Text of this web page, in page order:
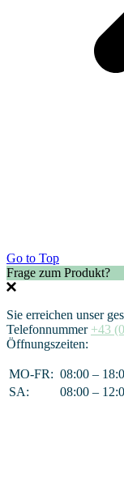
Go to Top
Frage zum Produkt?
Sie erreichen unser
Telefonnummer +43
Öffnungszeiten:
MO-FR: 08:00 –
SA:
08:00 –